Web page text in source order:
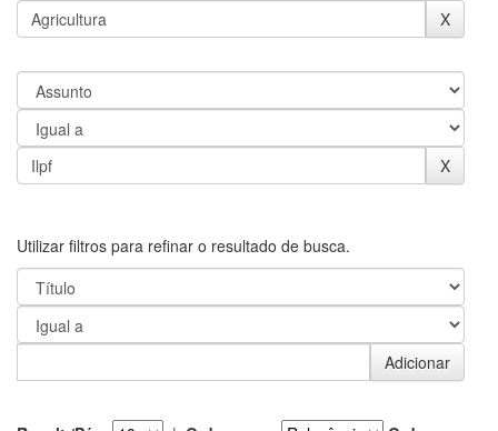
Utilizar filtros para refinar o resultado de busca.